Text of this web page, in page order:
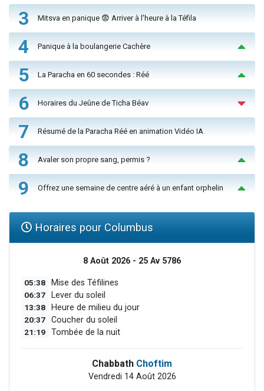
3 Mitsva en panique 😨 Arriver à l'heure à la Téfila
4 Panique à la boulangerie Cachère
5 La Paracha en 60 secondes : Réé
6 Horaires du Jeûne de Ticha Béav
7 Résumé de la Paracha Réé en animation Vidéo IA
8 Avaler son propre sang, permis ?
9 Offrez une semaine de centre aéré à un enfant orphelin
Horaires pour Columbus
8 Août 2026 - 25 Av 5786
05:38 Mise des Téfilines
06:37 Lever du soleil
13:38 Heure de milieu du jour
20:37 Coucher du soleil
21:19 Tombée de la nuit
Chabbath Choftim
Vendredi 14 Août 2026